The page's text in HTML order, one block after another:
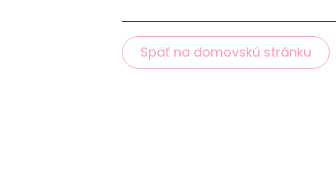
Späť na domovskú stránku